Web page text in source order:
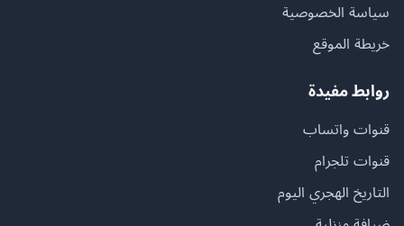
سياسة الخصوصية
خريطة الموقع
روابط مفيدة
قنوات واتساب
قنوات تلجرام
التاريخ الهجري اليوم